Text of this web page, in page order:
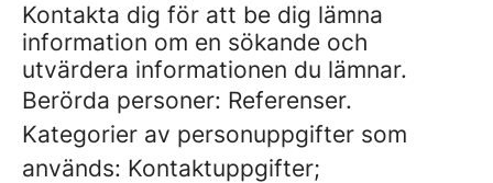
Kontakta dig för att be dig lämna
information om en sökande och
utvärdera informationen du lämnar.
Berörda personer: Referenser.
Kategorier av personuppgifter som
används: Kontaktuppgifter;